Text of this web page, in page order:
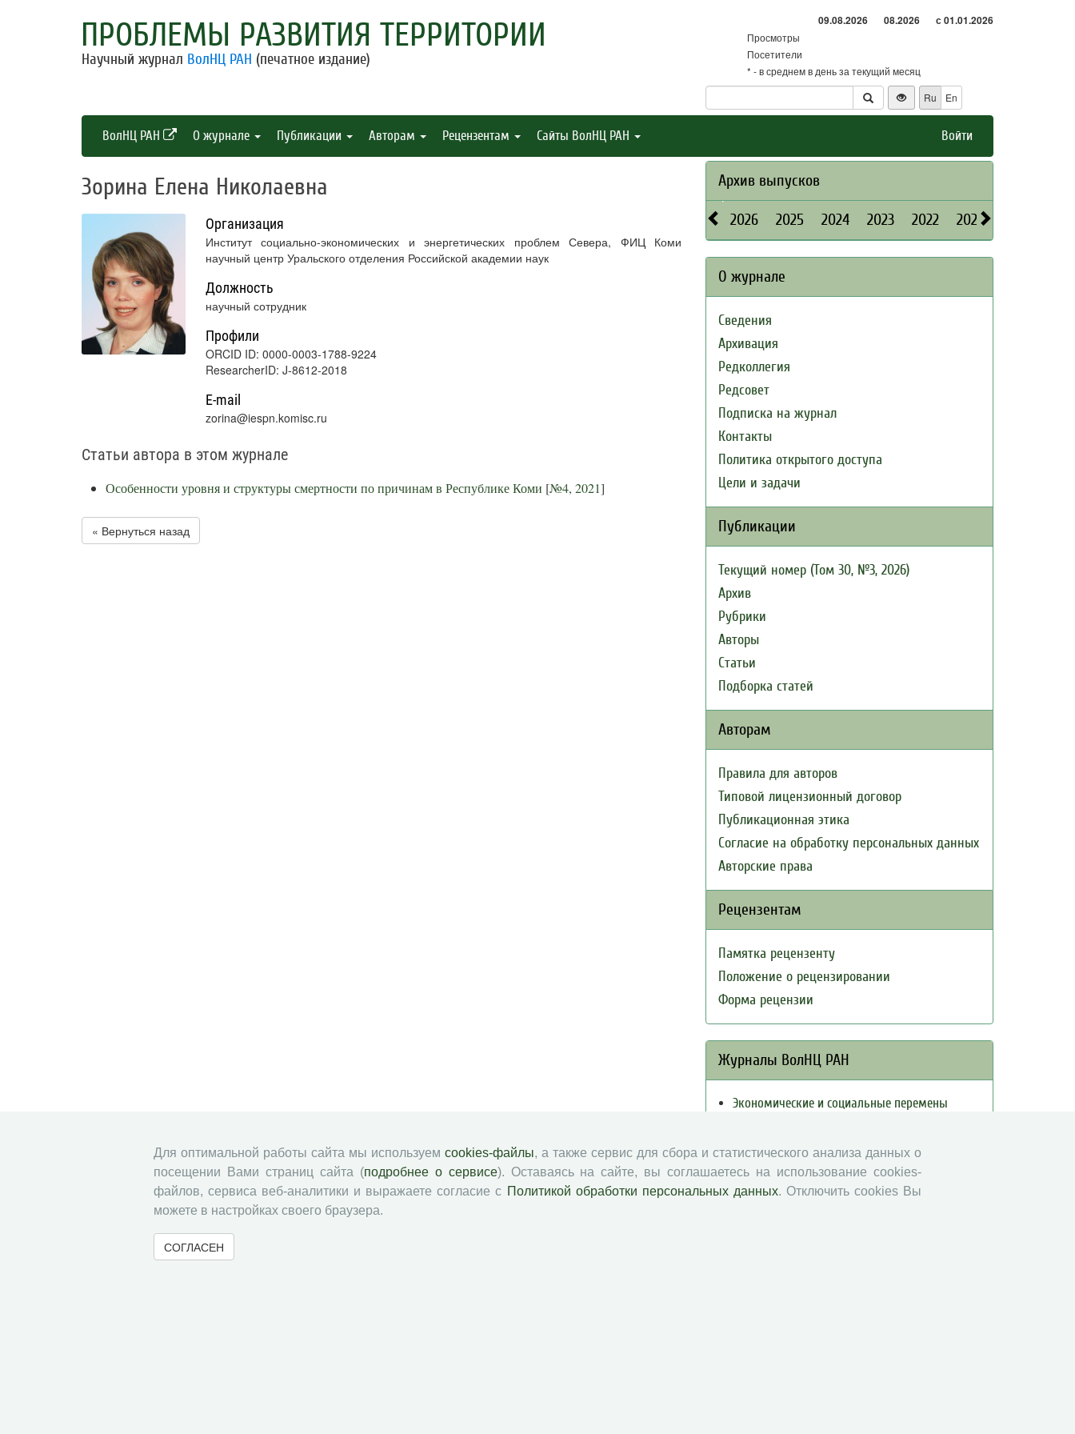
ПРОБЛЕМЫ РАЗВИТИЯ ТЕРРИТОРИИ
Научный журнал ВолНЦ РАН (печатное издание)
09.08.2026 08.2026 с 01.01.2026
Просмотры
Посетители
* - в среднем в день за текущий месяц
Ru
En
ВолНЦ РАН О журнале Публикации Авторам Рецензентам Сайты ВолНЦ РАН Войти
Зорина Елена Николаевна
Организация
Институт социально-экономических и энергетических проблем Севера, ФИЦ Коми
научный центр Уральского отделения Российской академии наук
Должность
научный сотрудник
Профили
ORCID ID: 0000-0003-1788-9224
ResearcherID: J-8612-2018
E-mail
zorina@iespn.komisc.ru
Статьи автора в этом журнале
Особенности уровня и структуры смертности по причинам в Республике Коми [№4, 2021]
« Вернуться назад
Архив выпусков
2026 2025 2024 2023 2022 2021
О журнале
Сведения
Архивация
Редколлегия
Редсовет
Подписка на журнал
Контакты
Политика открытого доступа
Цели и задачи
Публикации
Текущий номер (Том 30, №3, 2026)
Архив
Рубрики
Авторы
Статьи
Подборка статей
Авторам
Правила для авторов
Типовой лицензионный договор
Публикационная этика
Согласие на обработку персональных данных
Авторские права
Рецензентам
Памятка рецензенту
Положение о рецензировании
Форма рецензии
Журналы ВолНЦ РАН
Экономические и социальные перемены
Вопросы территориального развития
Социальное пространство
Юный экономист
Для оптимальной работы сайта мы используем cookies-файлы, а также сервис для сбора и статистического анализа данных о
посещении Вами страниц сайта (подробнее о сервисе). Оставаясь на сайте, вы соглашаетесь на использование cookies-
файлов, сервиса веб-аналитики и выражаете согласие с Политикой обработки персональных данных. Отключить cookies Вы
можете в настройках своего браузера.
СОГЛАСЕН